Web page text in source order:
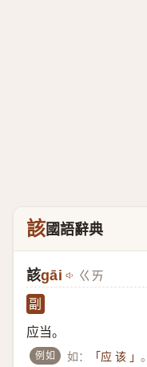
該國語辭典
該gāi ㄍㄞ
副
应当。
例如 如： 「应 该 」。